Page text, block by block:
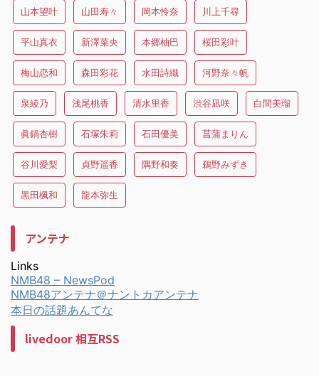
山本望叶 山田寿々 岡本怜奈 川上千尋
平山真衣 新澤菜央 本郷柚巴 桜田彩叶
梅山恋和 森田彩花 水田詩織 河野奈々帆
泉綾乃 浅尾桃香 清水里香 渋谷凪咲 白間美瑠
眞鍋杏樹 石塚朱莉 石田優美 菖蒲まりん
谷川愛梨 貞野遥香 隅野和奏 鵜野みずき
黒田楓和 龍本弥生
アンテナ
Links
NMB48 – NewsPod
NMB48アンテナ＠ナントカアンテナ
本日の話題あんてな
livedoor 相互RSS